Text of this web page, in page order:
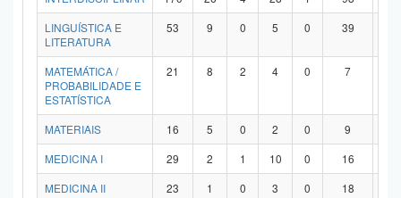
LINGUÍSTICA E
LITERATURA
53 9 0 5 0 39
MATEMÁTICA /
PROBABILIDADE E
ESTATÍSTICA
21 8 2 4 0 7
MATERIAIS 16 5 0 2 0 9
MEDICINA I
29 2 1 10 0 16
MEDICINA II
23 1 0 3 0 18